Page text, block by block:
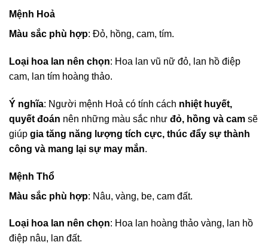
Mệnh Hoả
Màu sắc phù hợp: Đỏ, hồng, cam, tím.
Loại hoa lan nên chọn: Hoa lan vũ nữ đỏ, lan hồ điệp
cam, lan tím hoàng thảo.
Ý nghĩa: Người mệnh Hoả có tính cách nhiệt huyết,
quyết đoán nên những màu sắc như đỏ, hồng và cam sẽ
giúp gia tăng năng lượng tích cực, thúc đẩy sự thành
công và mang lại sự may mắn.
Mệnh Thổ
Màu sắc phù hợp: Nâu, vàng, be, cam đất.
Loại hoa lan nên chọn: Hoa lan hoàng thảo vàng, lan hồ
điệp nâu, lan đất.